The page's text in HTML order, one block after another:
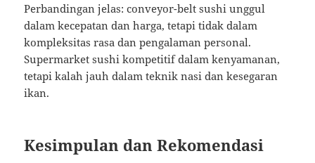
Perbandingan jelas: conveyor-belt sushi unggul
dalam kecepatan dan harga, tetapi tidak dalam
kompleksitas rasa dan pengalaman personal.
Supermarket sushi kompetitif dalam kenyamanan,
tetapi kalah jauh dalam teknik nasi dan kesegaran
ikan.
Kesimpulan dan Rekomendasi